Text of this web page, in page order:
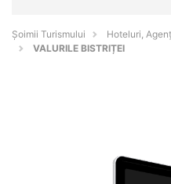
Șoimii Turismului
Hoteluri,
VALURILE BISTRIȚEI